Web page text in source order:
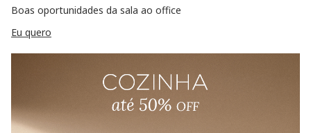
Boas oportunidades da sala ao office
Eu quero